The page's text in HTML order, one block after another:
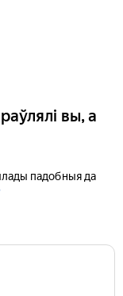
вы, а
падобныя да